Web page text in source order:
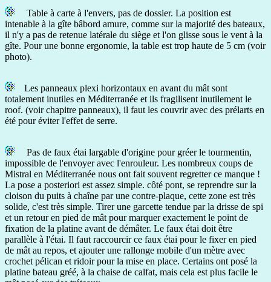
Table à carte à l'envers, pas de dossier. La position est
intenable à la gîte bâbord amure, comme sur la majorité des bateaux,
il n'y a pas de retenue latérale du siège et l'on glisse sous le vent à la
gîte. Pour une bonne ergonomie, la table est trop haute de 5 cm (voir
photo).
Les panneaux plexi horizontaux en avant du mât sont
totalement inutiles en Méditerranée et ils fragilisent inutilement le
roof. (voir chapitre panneaux), il faut les couvrir avec des prélarts en
été pour éviter l'effet de serre.
Pas de faux étai largable d'origine pour gréer le tourmentin,
impossible de l'envoyer avec l'enrouleur. Les nombreux coups de
Mistral en Méditerranée nous ont fait souvent regretter ce manque !
La pose a posteriori est assez simple. côté pont, se reprendre sur la
cloison du puits à chaîne par une contre-plaque, cette zone est très
solide, c'est très simple. Tirer une garcette tendue par la drisse de spi
et un retour en pied de mât pour marquer exactement le point de
fixation de la platine avant de démâter. Le faux étai doit être
parallèle à l'étai. Il faut raccourcir ce faux étai pour le fixer en pied
de mât au repos, et ajouter une rallonge mobile d'un mètre avec
crochet pélican et ridoir pour la mise en place. Certains ont posé la
platine bateau gréé, à la chaise de calfat, mais cela est plus facile le